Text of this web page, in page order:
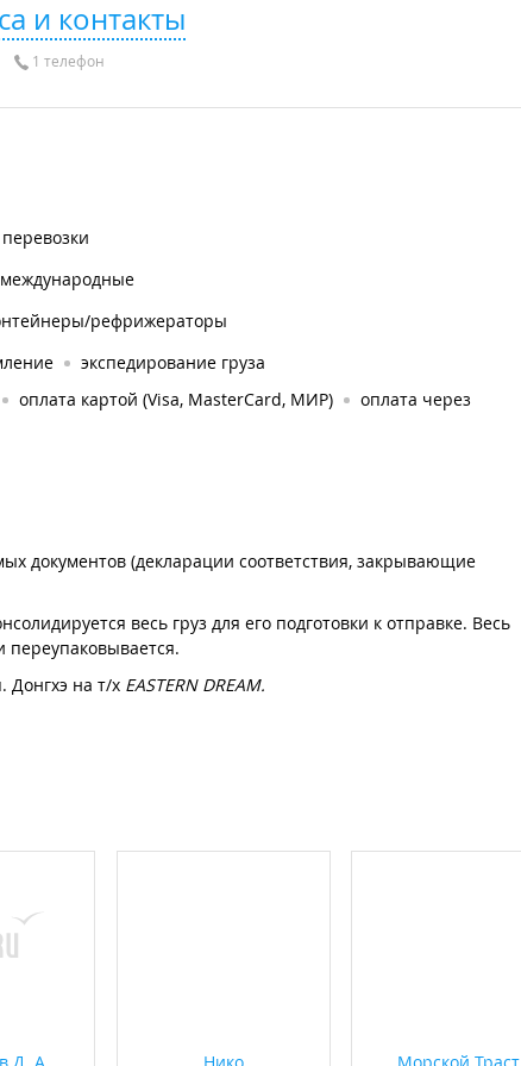
и контакты
1 телефон
международные
рефрижераторы
экспедирование груза
оплата картой (Visa, MasterCard, МИР)
оплата через
документов (декларации соответствия, закрывающие
весь груз для его подготовки к отправке. Весь
Донгхэ на т/х EASTERN DREAM.